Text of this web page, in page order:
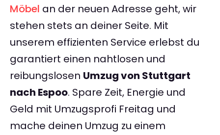
Möbel an der neuen Adresse geht, wir
stehen stets an deiner Seite. Mit
unserem effizienten Service erlebst du
garantiert einen nahtlosen und
reibungslosen Umzug von Stuttgart
nach Espoo. Spare Zeit, Energie und
Geld mit Umzugsprofi Freitag und
mache deinen Umzug zu einem